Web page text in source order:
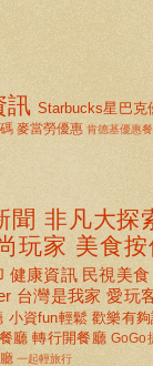
訊 Starbucks星巴克
麥當勞優惠 肯德基優惠餐
聞 非凡大探
玩家 美食
健康資訊 民視美食
台灣是我家 愛玩
小資fun輕鬆 歡樂有
廳 轉行開餐廳 GoGo
一起輕旅行